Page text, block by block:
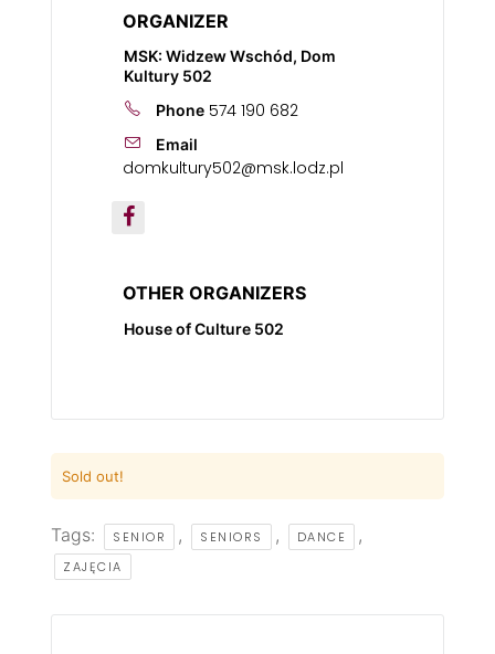
ORGANIZER
MSK: Widzew Wschód, Dom
Kultury 502
Phone 574 190 682
Email
domkultury502@msk.lodz.pl
OTHER ORGANIZERS
House of Culture 502
Sold out!
Tags: SENIOR , SENIORS , DANCE ,
ZAJĘCIA